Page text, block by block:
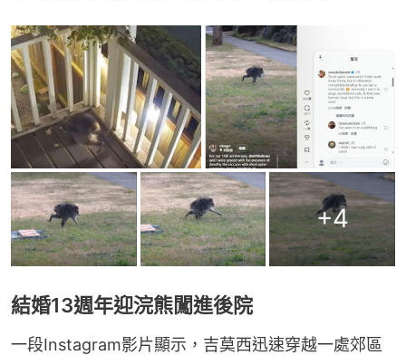
+4
結婚13週年迎浣熊闖進後院
一段Instagram影片顯示，吉莫西迅速穿越一處郊區